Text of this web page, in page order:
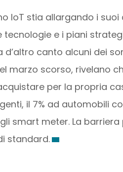
IoT stia allargando i
e i piani
d’altro canto alcuni dei
marzo scorso, rivelano
per la propria
il 7% ad automobili
smart meter. La
standard.